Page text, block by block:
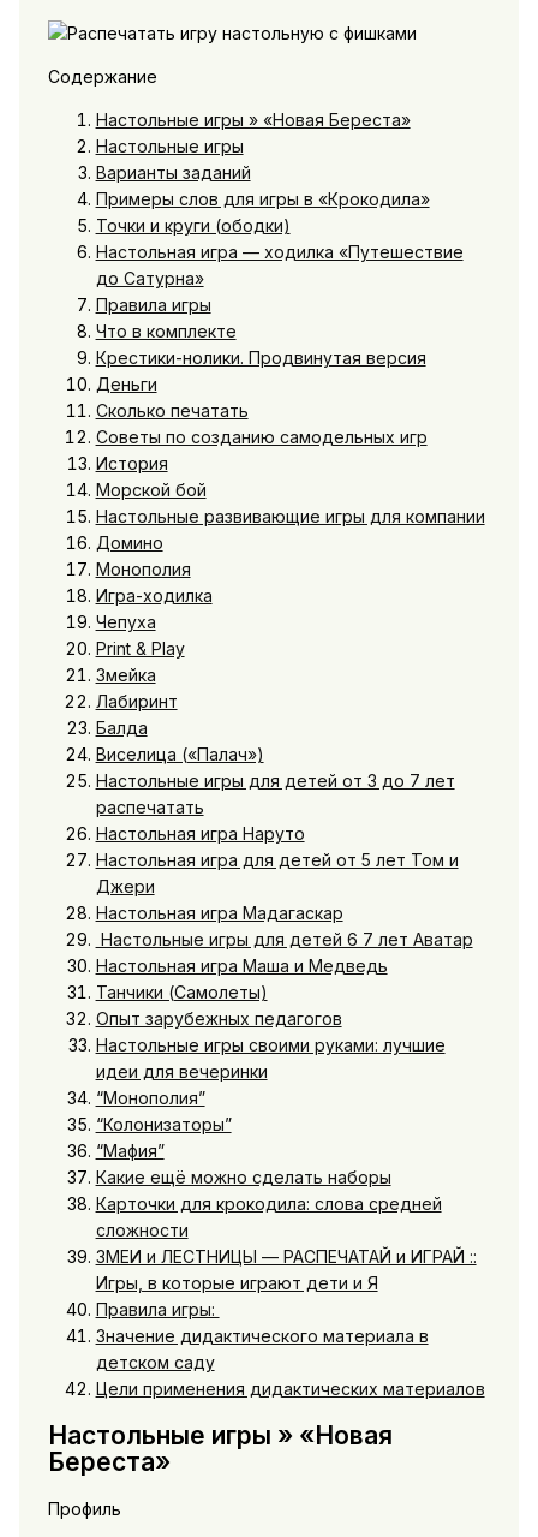
Содержание
Настольные игры » «Новая Береста»
Настольные игры
Варианты заданий
Примеры слов для игры в «Крокодила»
Точки и круги (ободки)
Настольная игра — ходилка «Путешествие
до Сатурна»
Правила игры
Что в комплекте
Крестики-нолики. Продвинутая версия
Деньги
Сколько печатать
Советы по созданию самодельных игр
История
Морской бой
Настольные развивающие игры для компании
Домино
Монополия
Игра-ходилка
Чепуха
Print & Play
Змейка
Лабиринт
Балда
Виселица («Палач»)
Настольные игры для детей от 3 до 7 лет
распечатать
Настольная игра Наруто
Настольная игра для детей от 5 лет Том и
Джери
Настольная игра Мадагаскар
Настольные игры для детей 6 7 лет Аватар
Настольная игра Маша и Медведь
Танчики (Самолеты)
Опыт зарубежных педагогов
Настольные игры своими руками: лучшие
идеи для вечеринки
“Монополия”
“Колонизаторы”
“Мафия”
Какие ещё можно сделать наборы
Карточки для крокодила: слова средней
сложности
ЗМЕИ и ЛЕСТНИЦЫ — РАСПЕЧАТАЙ и ИГРАЙ ::
Игры, в которые играют дети и Я
Правила игры:
Значение дидактического материала в
детском саду
Цели применения дидактических материалов
Настольные игры » «Новая
Береста»
Профиль